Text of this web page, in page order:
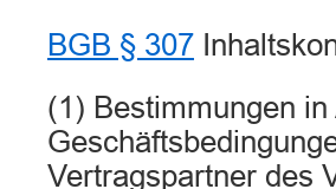
BGB § 307
(1) Bestimmungen
Vertragspartner des